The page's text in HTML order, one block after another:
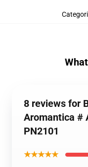
8 reviews for
Aromantica #
PN2101
★★★★★